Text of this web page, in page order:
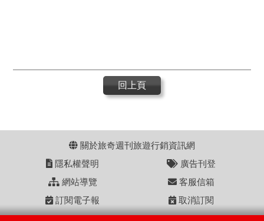
回上頁
關於旅奇週刊旅遊行銷資訊網
隱私權聲明
廣告刊登
網站導覽
客服信箱
訂閱電子報
取消訂閱